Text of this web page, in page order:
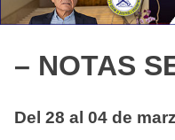
– NOTAS
Del 28 al 04 de